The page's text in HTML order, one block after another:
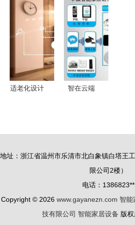
与热门设备
的连接与创
新的增值服
务双轮驱动
体验升级
适老化设计
智在云端
地址：浙江省温州市乐清市北白象镇白塔王
限公司2楼）
电话：1386823**
Copyright © 2026 www.gayanezn.com 智能
技有限公司 智能家居设备 版